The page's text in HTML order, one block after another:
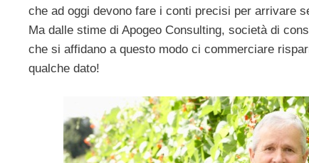
che ad oggi devono fare i conti precisi per arrivare
Ma dalle stime di Apogeo Consulting, società di
che si affidano a questo modo ci commerciare
qualche dato!